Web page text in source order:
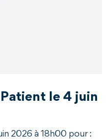
le 4 juin
2026 à 18h00 pour :